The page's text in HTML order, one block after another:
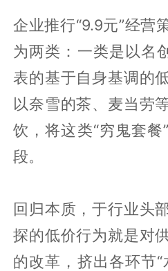
企业推行“9.9元”经营
为两类：一类是以名
表的基于自身基调的
以奈雪的茶、麦当劳
饮，将这类“穷鬼套
段。
回归本质，于行业头
探的低价行为就是对
的改革，挤出各环节